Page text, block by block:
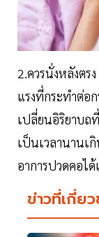
2.ควรนั่งหลังตร
แรงที่กระทำต่อ
เปลี่ยนอิริยาบถ
เป็นเวลานานเ
อาการปวดคอไ
ข่าวที่เกี่ย